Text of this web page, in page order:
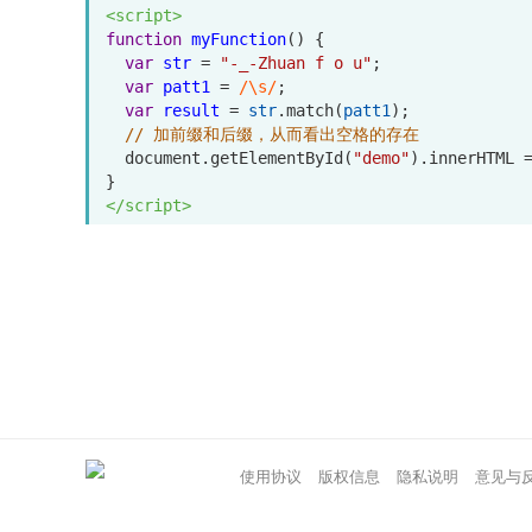
<script>
function myFunction() {
var str = "-_-Zhuan f o u" ;
var patt1 = /\s/;
var
result = str.match(patt1 );
// 加前缀和后缀，从而看出空格的存在
document . getElementById( "demo"). innerHTML =
}
</script>
使用协议 版权信息 隐私说明 意见与